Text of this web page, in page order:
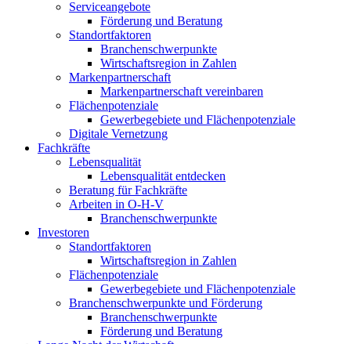
Serviceangebote
Förderung und Beratung
Standortfaktoren
Branchenschwerpunkte
Wirtschaftsregion in Zahlen
Markenpartnerschaft
Markenpartnerschaft vereinbaren
Flächenpotenziale
Gewerbegebiete und Flächenpotenziale
Digitale Vernetzung
Fachkräfte
Lebensqualität
Lebensqualität entdecken
Beratung für Fachkräfte
Arbeiten in O-H-V
Branchenschwerpunkte
Investoren
Standortfaktoren
Wirtschaftsregion in Zahlen
Flächenpotenziale
Gewerbegebiete und Flächenpotenziale
Branchenschwerpunkte und Förderung
Branchenschwerpunkte
Förderung und Beratung